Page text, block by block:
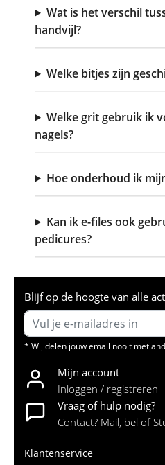
Wat is het verschil
handvijl?
Welke bitjes zijn
Welke grit gebruik ik
nagels?
Hoe onderhoud ik
Kan ik e-files ook
pedicures?
Blijf op de hoogte van alle
* Wij delen jouw email nooit met
Mijn account
Inloggen / registreren
Vraag of hulp nodig?
Contact? Mail, bel of
Klantenservice